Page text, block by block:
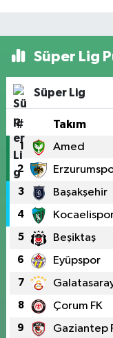
Süper Lig
Süper Lig
# Takım
1 Amed
2
3 Başakşehir
4
5 Beşiktaş
6 Eyüpspor
7
8 Çorum FK
9 Gaziantep